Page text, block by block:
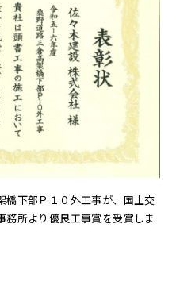
下部Ｐ１０外工事が、国土交
所より優良工事賞を受賞しま